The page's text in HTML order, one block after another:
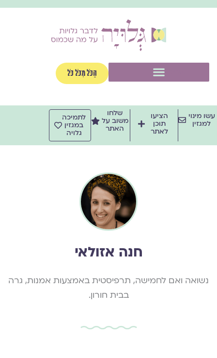
לתוכן
הַכֹּל מִכֹּל כֹּל
עשו מינוי
למגזין
הציעו
תוכן
לאתר
שלחו
משוב על
האתר
לתמיכה
במגזין
גלויה
חנה אזולאי
נשואה ואם לחמישה, תרפיסטית באמצעות אמנות, גרה
בבית חורון.